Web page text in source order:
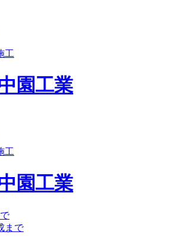
工
園工業
工
園工業
まで